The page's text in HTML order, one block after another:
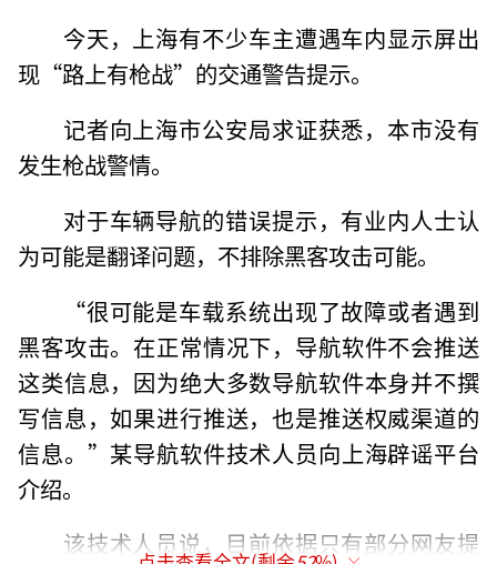
今天，上海有不少车主遭遇车内显示屏出
现“路上有枪战”的交通警告提示。
记者向上海市公安局求证获悉，本市没有
发生枪战警情。
对于车辆导航的错误提示，有业内人士认
为可能是翻译问题，不排除黑客攻击可能。
“很可能是车载系统出现了故障或者遇到
黑客攻击。在正常情况下，导航软件不会推送
这类信息，因为绝大多数导航软件本身并不撰
写信息，如果进行推送，也是推送权威渠道的
信息。”某导航软件技术人员向上海辟谣平台
介绍。
该技术人员说，目前依据只有部分网友提